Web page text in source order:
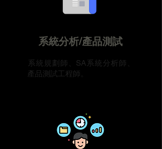
​系統分析/產品測試
​系統規劃師、SA系統分析師、
產品測試工程師。